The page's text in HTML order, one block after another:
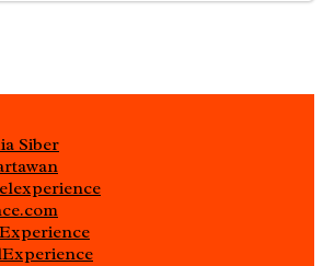
Siber